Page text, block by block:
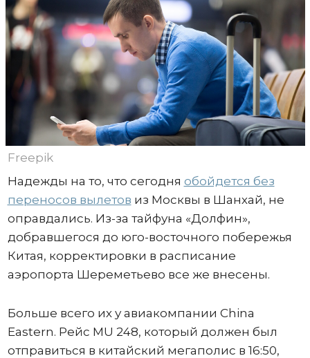
Freepik
Надежды на то, что сегодня обойдется без
переносов вылетов из Москвы в Шанхай, не
оправдались. Из-за тайфуна «Долфин»,
добравшегося до юго-восточного побережья
Китая, корректировки в расписание
аэропорта Шереметьево все же внесены.
Больше всего их у авиакомпании China
Eastern. Рейс MU 248, который должен был
отправиться в китайский мегаполис в 16:50,